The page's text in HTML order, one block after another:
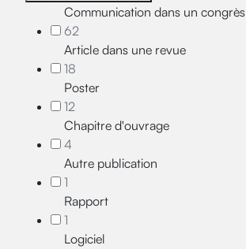
Communication dans un congrès
62
Article dans une revue
18
Poster
12
Chapitre d'ouvrage
4
Autre publication
1
Rapport
1
Logiciel